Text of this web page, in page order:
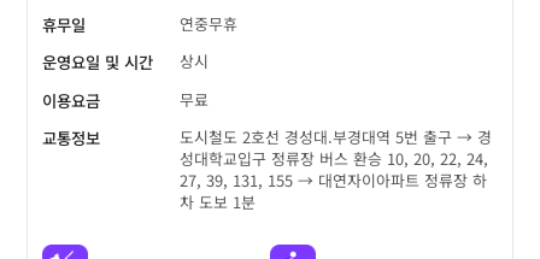
휴무일
연중무휴
운영요일 및 시간
상시
이용요금
무료
교통정보
도시철도 2호선 경성대.부경대역 5번 출구 → 경
성대학교입구 정류장 버스 환승 10, 20, 22, 24,
27, 39, 131, 155 → 대연자이아파트 정류장 하
차 도보 1분